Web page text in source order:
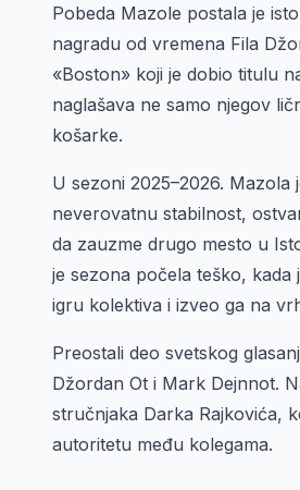
Pobeda Mazole postala je
nagradu od vremena Fila
«Boston» koji je dobio titulu
naglašava ne samo njegov
košarke.
U sezoni 2025–2026.
neverovatnu stabilnost,
da zauzme drugo mesto u
je sezona počela teško,
igru kolektiva i izveo ga na
Preostali deo svetskog
Džordan Ot i Mark Dejnnot.
stručnjaka Darka Rajkovića,
autoritetu među kolegama.